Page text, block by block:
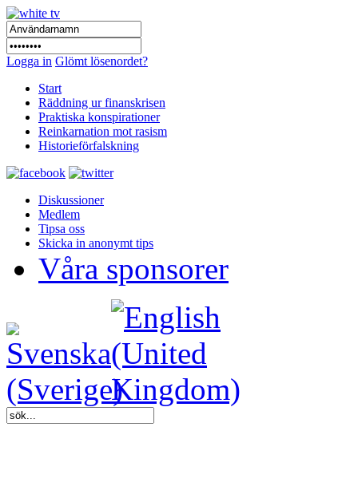
Logga in Glömt lösenordet?
Start
Räddning ur finanskrisen
Praktiska konspirationer
Reinkarnation mot rasism
Historieförfalskning
Diskussioner
Medlem
Tipsa oss
Skicka in anonymt tips
Våra sponsorer